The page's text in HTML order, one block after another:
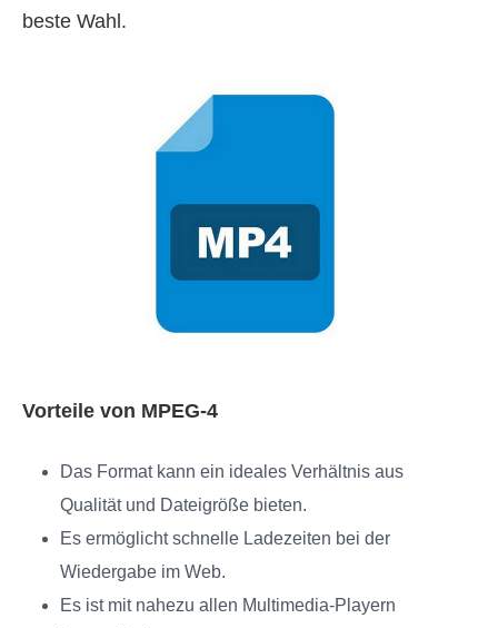
beste Wahl.
Vorteile von MPEG-4
Das Format kann ein ideales Verhältnis aus
Qualität und Dateigröße bieten.
Es ermöglicht schnelle Ladezeiten bei der
Wiedergabe im Web.
Es ist mit nahezu allen Multimedia-Playern